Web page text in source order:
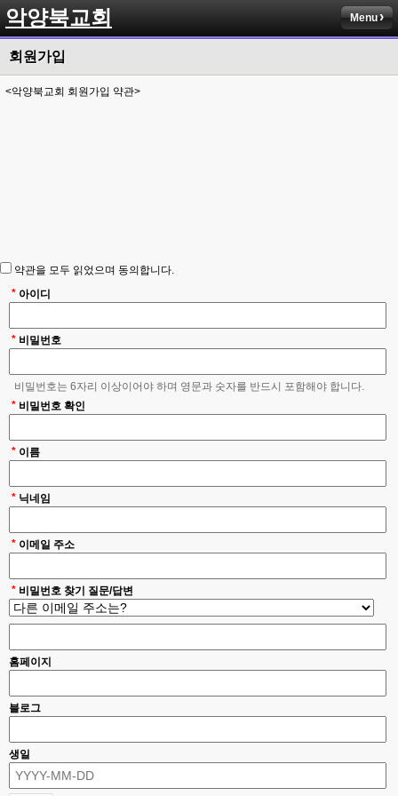
악양북교회 Menu
회원가입
<악양북교회 회원가입 약관>
약관을 모두 읽었으며 동의합니다.
아이디
*
비밀번호
*
비밀번호는 6자리 이상이어야 하며 영문과 숫자를 반드시 포함해야 합니다.
비밀번호 확인
*
* 이름
* 닉네임
* 이메일 주소
* 비밀번호 찾기 질문/답변
홈페이지
블로그
생일